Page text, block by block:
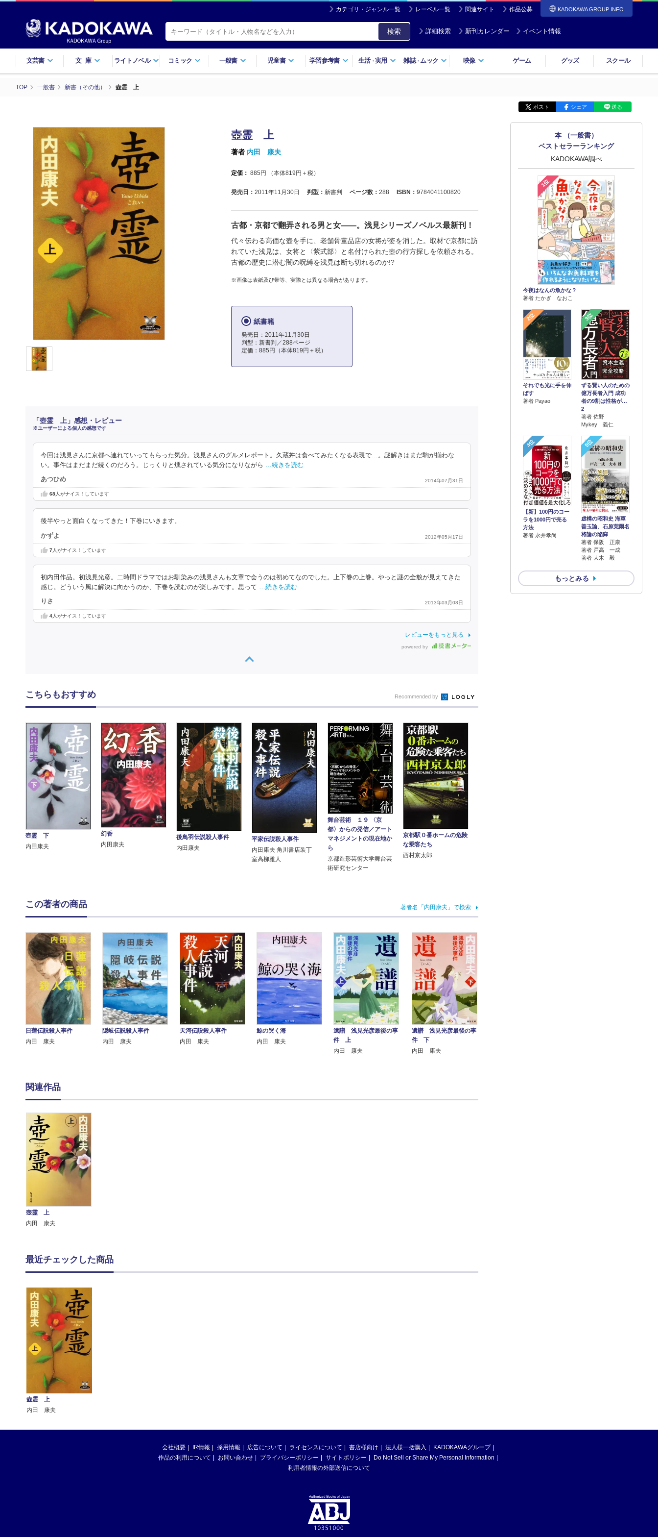
カテゴリ・ジャンル一覧 レーベル一覧 関連サイト 作品公募 KADOKAWA GROUP INFO
検索 詳細検索 新刊カレンダー イベント情報
文芸書 文庫 ライトノベル コミック 一般書 児童書 学習参考書 生活・実用 雑誌・ ムック 映像 ゲーム グッズ スクール
TOP 一般書 新書（その他） 壺霊 上
ポスト シェア 送る
壺霊 上
著者 内田 康夫
定価： 885 円 （本体819 円＋税）
発売日： 2011年11月30日 判型： 新書判 ページ数： 288 ISBN： 9784041100820
古都・京都で翻弄される男と女――。浅見シリーズノベルス最新刊！
代々伝わる高価な壺を手に、老舗骨董品店の女将が姿を消した。取材で京都に訪
れていた浅見は、女将と〈紫式部〉と名付けられた壺の行方探しを依頼される。
古都の歴史に潜む闇の呪縛を浅見は断ち切れるのか!?
※画像は表紙及び帯等、実際とは異なる場合があります。
紙書籍
発売日：2011年11月30日
判型：新書判／288ページ
定価：885円（本体819円＋税）
「壺霊 上」感想・レビュー
※ユーザーによる個人の感想です
今回は浅見さんに京都へ連れていってもらった気分。浅見さんのグルメレポート。久蔵丼は食べてみたくなる表現で…。謎解きはまだ駒が揃わな
い。事件はまだまだ続くのだろう。じっくりと燻されている気分になりながら
…続きを読む
あつひめ 2014年07月31日
68人がナイス！しています
後半やっと面白くなってきた！下巻にいきます。
かずよ 2012年05月17日
7人がナイス！しています
初内田作品。初浅見光彦。二時間ドラマではお馴染みの浅見さんも文章で会うのは初めてなのでした。上下巻の上巻。やっと謎の全貌が見えてきた
感じ。どういう風に解決に向かうのか、下巻を読むのが楽しみです。思って …続きを読む
りさ 2013年03月08日
4人がナイス！しています
レビューをもっと見る
powered by
本 （一般書）
ベストセラーランキング
KADOKAWA調べ
1位
今夜はなんの魚かな？
著者 たかぎ なおこ
2位
それでも光に手を伸
ばす
著者 Payao
3位
ずる賢い人のための
億万長者入門 成功
者の9割は性格が…
2
著者 佐野
Mykey 義仁
4位
【新】100円のコー
ラを1000円で売る
方法
著者 永井孝尚
5位
虚構の昭和史 海軍
善玉論、石原莞爾名
将論の陥穽
著者 保阪 正康
著者 戸高 一成
著者 大木 毅
もっとみる
こちらもおすすめ Recommended by
壺霊 下
内田康夫
幻香
内田康夫
後鳥羽伝説殺人事件
内田康夫
平家伝説殺人事件
内田康夫 角川書店装丁
室高柳雅人
舞台芸術 １９ 〈京
都〉からの発信／アート
マネジメントの現在地か
ら
京都造形芸術大学舞台芸
術研究センター
京都駅０番ホームの危険
な乗客たち
西村京太郎
この著者の商品 著者名「内田康夫」で検索
日蓮伝説殺人事件
内田 康夫
隠岐伝説殺人事件
内田 康夫
天河伝説殺人事件
内田 康夫
鯨の哭く海
内田 康夫
遺譜 浅見光彦最後の事
件 上
内田 康夫
遺譜 浅見光彦最後の事
件 下
内田 康夫
関連作品
壺霊 上
内田 康夫
最近チェックした商品
壺霊 上
内田 康夫
会社概要 IR情報 採用情報 広告について ライセンスについて 書店様向け 法人様一括購入
KADOKAWAグループ
作品の利用について
お問い合わせ プライバシーポリシー サイトポリシー
Do Not Sell or Share My Personal Information
利用者情報の外部送信について